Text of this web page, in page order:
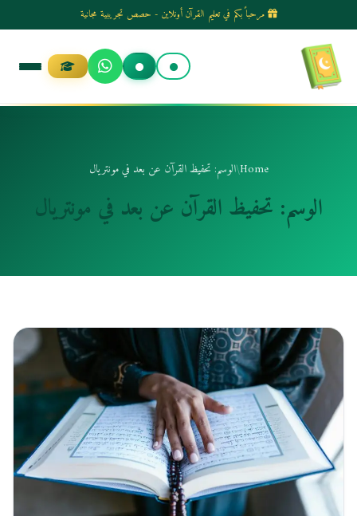
الانتقال
إلى
المحتوى
مرحباً بكم في تعليم القرآن أونلاين - حصص تجريبية مجانية
الأسئلة
الشائعة
تواصل
معنا
Home
/الوسم: تحفيظ القرآن عن بعد في مونتريال
الوسم: تحفيظ القرآن عن بعد في مونتريال